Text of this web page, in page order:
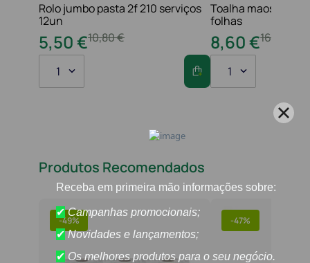
Rolo jumbo pasta 2f 210 serviços
12un
10,80€
5,50€
1
Toalha maos 2f
folhas
16
8,60€
1
Produtos Recomendados
-49% -47%